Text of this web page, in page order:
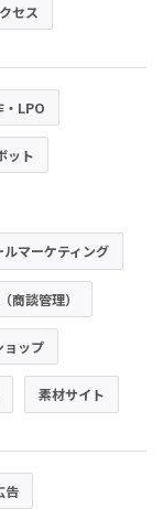
セス
・LPO
ット
ルマーケティング
商談管理）
ョップ
素材サイト
告